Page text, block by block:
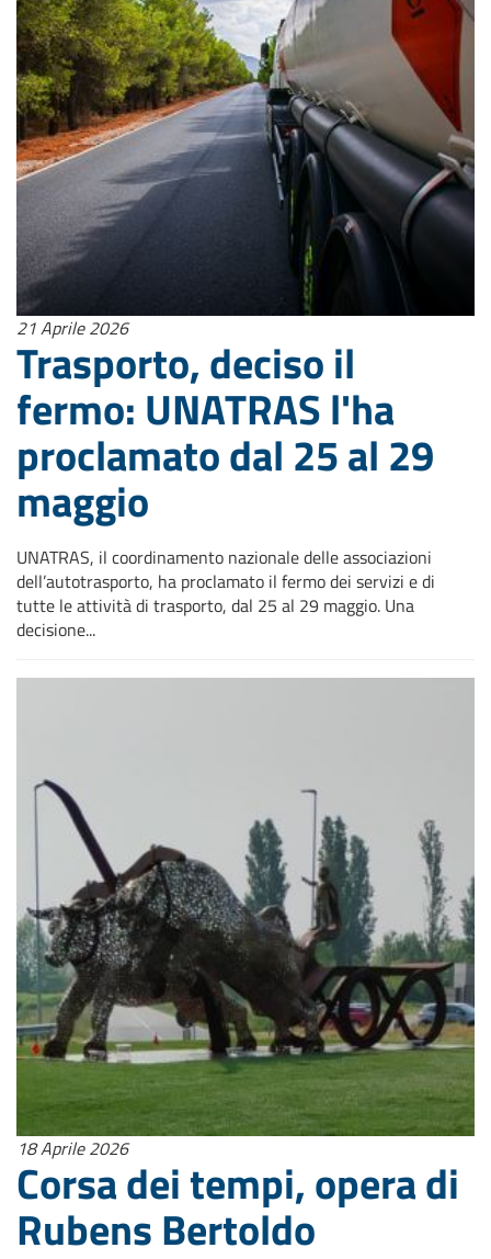
21 Aprile 2026
Trasporto, deciso il
fermo: UNATRAS l'ha
proclamato dal 25 al 29
maggio
UNATRAS, il coordinamento nazionale delle associazioni
dell’autotrasporto, ha proclamato il fermo dei servizi e di
tutte le attività di trasporto, dal 25 al 29 maggio. Una
decisione...
18 Aprile 2026
Corsa dei tempi, opera di
Rubens Bertoldo